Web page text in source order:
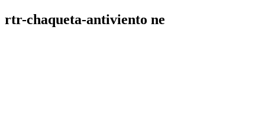
rtr-chaqueta-antiviento ne